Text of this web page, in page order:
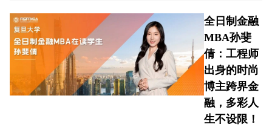
全日制金融
MBA孙斐
倩：工程师
出身的时尚
博主跨界金
融，多彩人
生不设限！